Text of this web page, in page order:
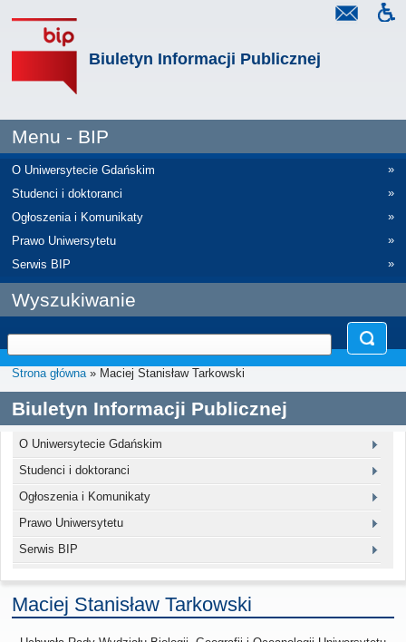
Biuletyn Informacji Publicznej
Menu - BIP
O Uniwersytecie Gdańskim
»
Studenci i doktoranci
»
Ogłoszenia i Komunikaty
»
Prawo Uniwersytetu
»
Serwis BIP
»
Wyszukiwanie
Strona główna» Maciej Stanisław Tarkowski
Biuletyn Informacji Publicznej
O Uniwersytecie Gdańskim
Studenci i doktoranci
Ogłoszenia i Komunikaty
Prawo Uniwersytetu
Serwis BIP
Maciej Stanisław Tarkowski